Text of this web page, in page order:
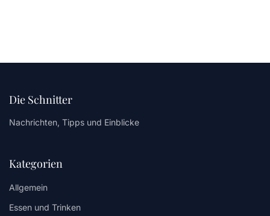
Die Schnitter
Nachrichten, Tipps und Einblicke
Kategorien
Allgemein
Essen und Trinken